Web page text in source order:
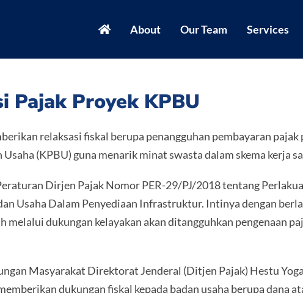
About Our Team Services
Pajak Proyek KPBU
relaksasi fiskal berupa penangguhan pembayaran pajak
(KPBU) guna menarik minat swasta dalam skema kerja
Dirjen Pajak Nomor PER-29/PJ/2018 tentang
Usaha Dalam Penyediaan Infrastruktur. Intinya dengan
melalui dukungan kelayakan akan ditangguhkan pengenaan
Masyarakat Direktorat Jenderal (Ditjen Pajak) Hestu
dukungan fiskal kepada badan usaha berupa dana